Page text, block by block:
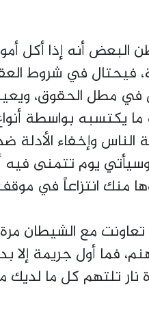
البعض أنه إذا أكل
فيحتال في شروط
في مطل الحقوق،
يكتسبه بواسطة
الناس وإخفاء
يوم تتمنى
منك انتزاعاً في
تعاونت مع الشيطان
فما أول جريمة إلا
نار تلتهم كل ما لديك